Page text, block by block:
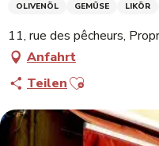
OLIVENÖL
GEMÜSE LIKÖR
11, rue des pêcheurs,
Anfahrt
TeilenAjouter aux